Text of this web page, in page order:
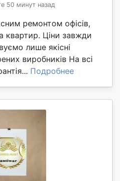
50 минут назад
ремонтом офісів,
квартир. Ціни завжди
лише якісні
виробників На всі
Подробнее